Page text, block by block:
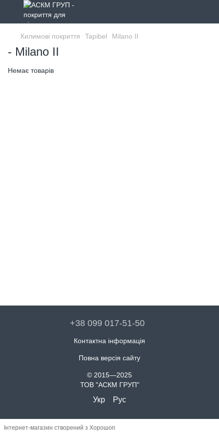
Килимові покриття Tapibel Milano II
- Milano II
Немає товарів
+38 099 017-51-50
Контактна інформація
Повна версія сайту
© 2015—2025
ТОВ "АСКМ ГРУП"
Укр Рус
Інтернет-магазин створений з Хорошоп